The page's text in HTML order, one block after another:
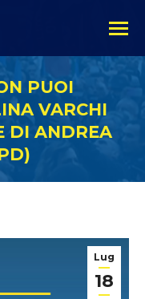
PUOI
VARCHI
DI ANDREA
Lug
18